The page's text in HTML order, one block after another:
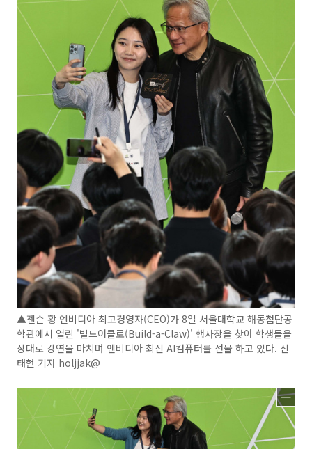
▲젠슨 황 엔비디아 최고경영자(CEO)가 8일 서울대학교 해동첨단공
학관에서 열린 '빌드어클로(Build-a-Claw)' 행사장을 찾아 학생들을
상대로 강연을 마치며 엔비디아 최신 AI컴퓨터를 선물 하고 있다. 신
태현 기자 holjjak@